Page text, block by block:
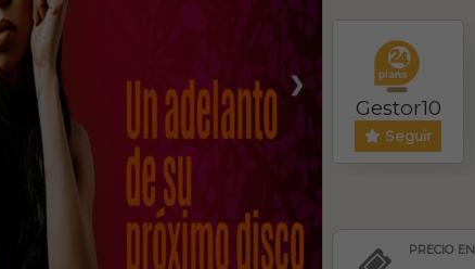
❯
Gestor10
Seguir
PRECIO